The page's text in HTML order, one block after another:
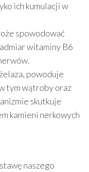
ich kumulacji w
spowodować
witaminy B6
powoduje
tym wątroby oraz
skutkuje
kamieni nerkowych
naszego